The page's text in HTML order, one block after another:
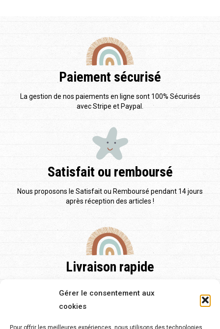
Gérer le consentement aux
cookies
Pour offrir les meilleures expériences, nous utilisons des technologies
Paiement sécurisé
La gestion de nos paiements en ligne sont 100% Sécurisés
avec Stripe et Paypal.
Satisfait ou remboursé
Nous proposons le Satisfait ou Remboursé pendant 14 jours
après réception des articles !
Livraison rapide
l'Europe et de 2 à 5 jours.